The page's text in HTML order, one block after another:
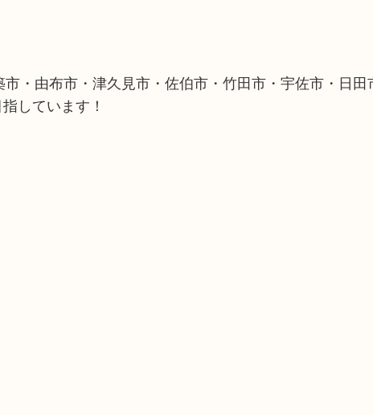
・由布市・津久見市・佐伯市・竹田市・宇佐市・日田
しています！